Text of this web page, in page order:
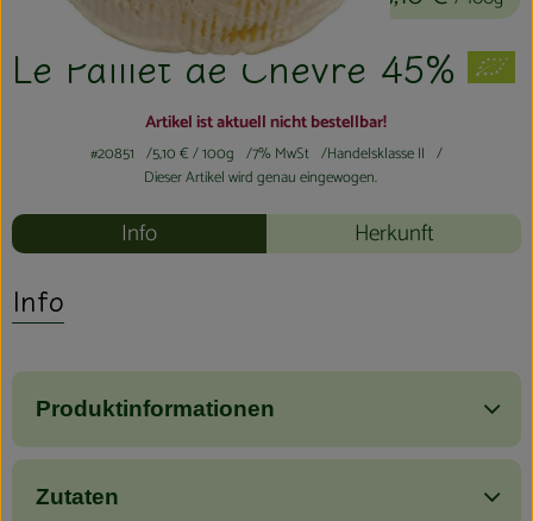
Über uns
Aktuelles
Veranstaltungen
Le Paillet de Chevre 45%
Artikel ist aktuell nicht bestellbar!
#20851 5,10 €/ 100g 7% MwSt
Handelsklasse II
Dieser Artikel wird genau eingewogen.
Info Herkunft
Info
Produktinformationen
Zutaten